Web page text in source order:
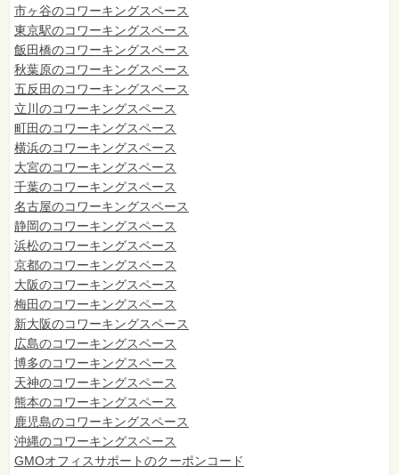
市ヶ谷のコワーキングスペース
東京駅のコワーキングスペース
飯田橋のコワーキングスペース
秋葉原のコワーキングスペース
五反田のコワーキングスペース
立川のコワーキングスペース
町田のコワーキングスペース
横浜のコワーキングスペース
大宮のコワーキングスペース
千葉のコワーキングスペース
名古屋のコワーキングスペース
静岡のコワーキングスペース
浜松のコワーキングスペース
京都のコワーキングスペース
大阪のコワーキングスペース
梅田のコワーキングスペース
新大阪のコワーキングスペース
広島のコワーキングスペース
博多のコワーキングスペース
天神のコワーキングスペース
熊本のコワーキングスペース
鹿児島のコワーキングスペース
沖縄のコワーキングスペース
GMOオフィスサポートのクーポンコード